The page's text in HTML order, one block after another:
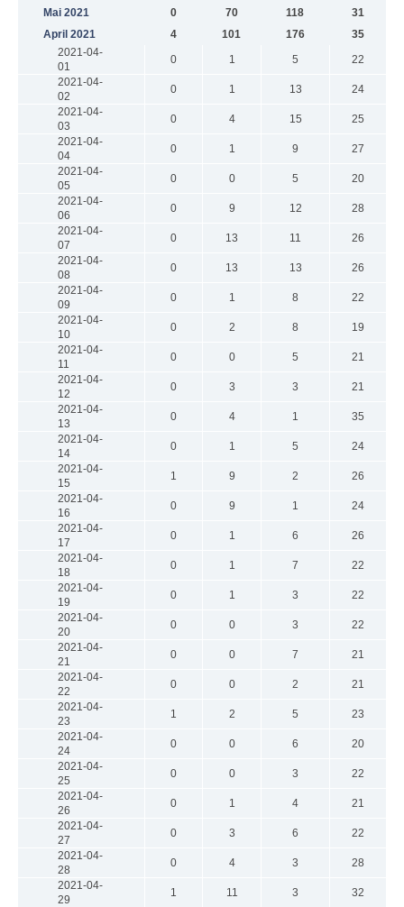
Mai 2021 0 70 118
31
April 2021
4 101 176
35
2021-04-
01
0 1 5
22
2021-04-
02
0 1 13
24
2021-04-
03
0 4 15
25
2021-04-
04
0 1 9
27
2021-04-
05
0 0 5
20
2021-04-
06
0 9 12
28
2021-04-
07
0 13 11
26
2021-04-
08
0 13 13
26
2021-04-
09
0 1 8
22
2021-04-
10
0 2 8
19
2021-04-
11
0 0 5
21
2021-04-
12
0 3 3
21
2021-04-
13
0 4 1
35
2021-04-
14
0 1 5
24
2021-04-
15
1 9 2
26
2021-04-
16
0 9 1
24
2021-04-
17
0 1 6
26
2021-04-
18
0 1 7
22
2021-04-
19
0 1 3
22
2021-04-
20
0 0 3
22
2021-04-
21
0 0 7
21
2021-04-
22
0 0 2
21
2021-04-
23
1 2 5
23
2021-04-
24
0 0 6
20
2021-04-
25
0 0 3
22
2021-04-
26
0 1 4
21
2021-04-
27
0 3 6
22
2021-04-
28
0 4 3
28
2021-04-
29
1 11 3
32